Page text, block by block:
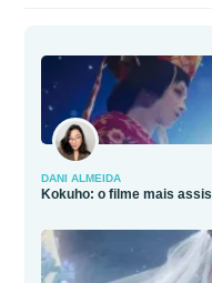
DANI ALMEIDA
Kokuho: o filme mais